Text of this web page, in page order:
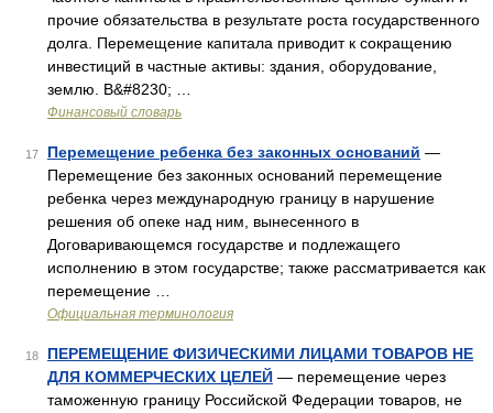
прочие обязательства в результате роста государственного
долга. Перемещение капитала приводит к сокращению
инвестиций в частные активы: здания, оборудование,
землю. В&#8230; …
Финансовый словарь
17 Перемещение ребенка без законных оснований —
Перемещение без законных оснований перемещение
ребенка через международную границу в нарушение
решения об опеке над ним, вынесенного в
Договаривающемся государстве и подлежащего
исполнению в этом государстве; также рассматривается как
перемещение …
Официальная терминология
18
ПЕРЕМЕЩЕНИЕ ФИЗИЧЕСКИМИ ЛИЦАМИ ТОВАРОВ НЕ
ДЛЯ КОММЕРЧЕСКИХ ЦЕЛЕЙ — перемещение через
таможенную границу Российской Федерации товаров, не